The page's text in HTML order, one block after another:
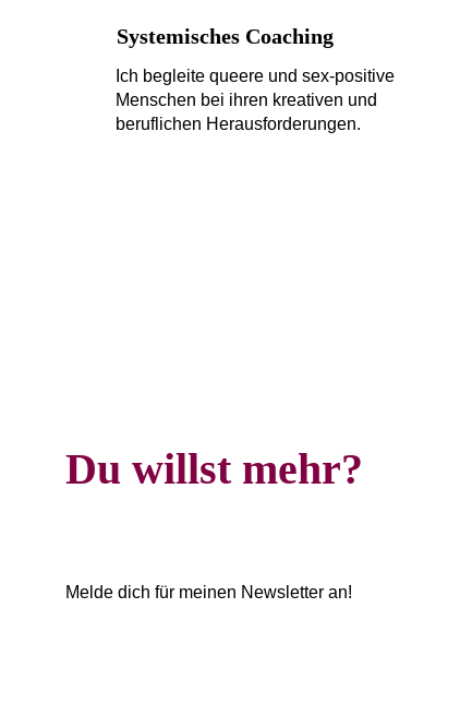
Systemisches Coaching
Ich begleite queere und sex-positive
Menschen bei ihren kreativen und
beruflichen Herausforderungen.
Du willst mehr?
Melde dich für meinen Newsletter an!